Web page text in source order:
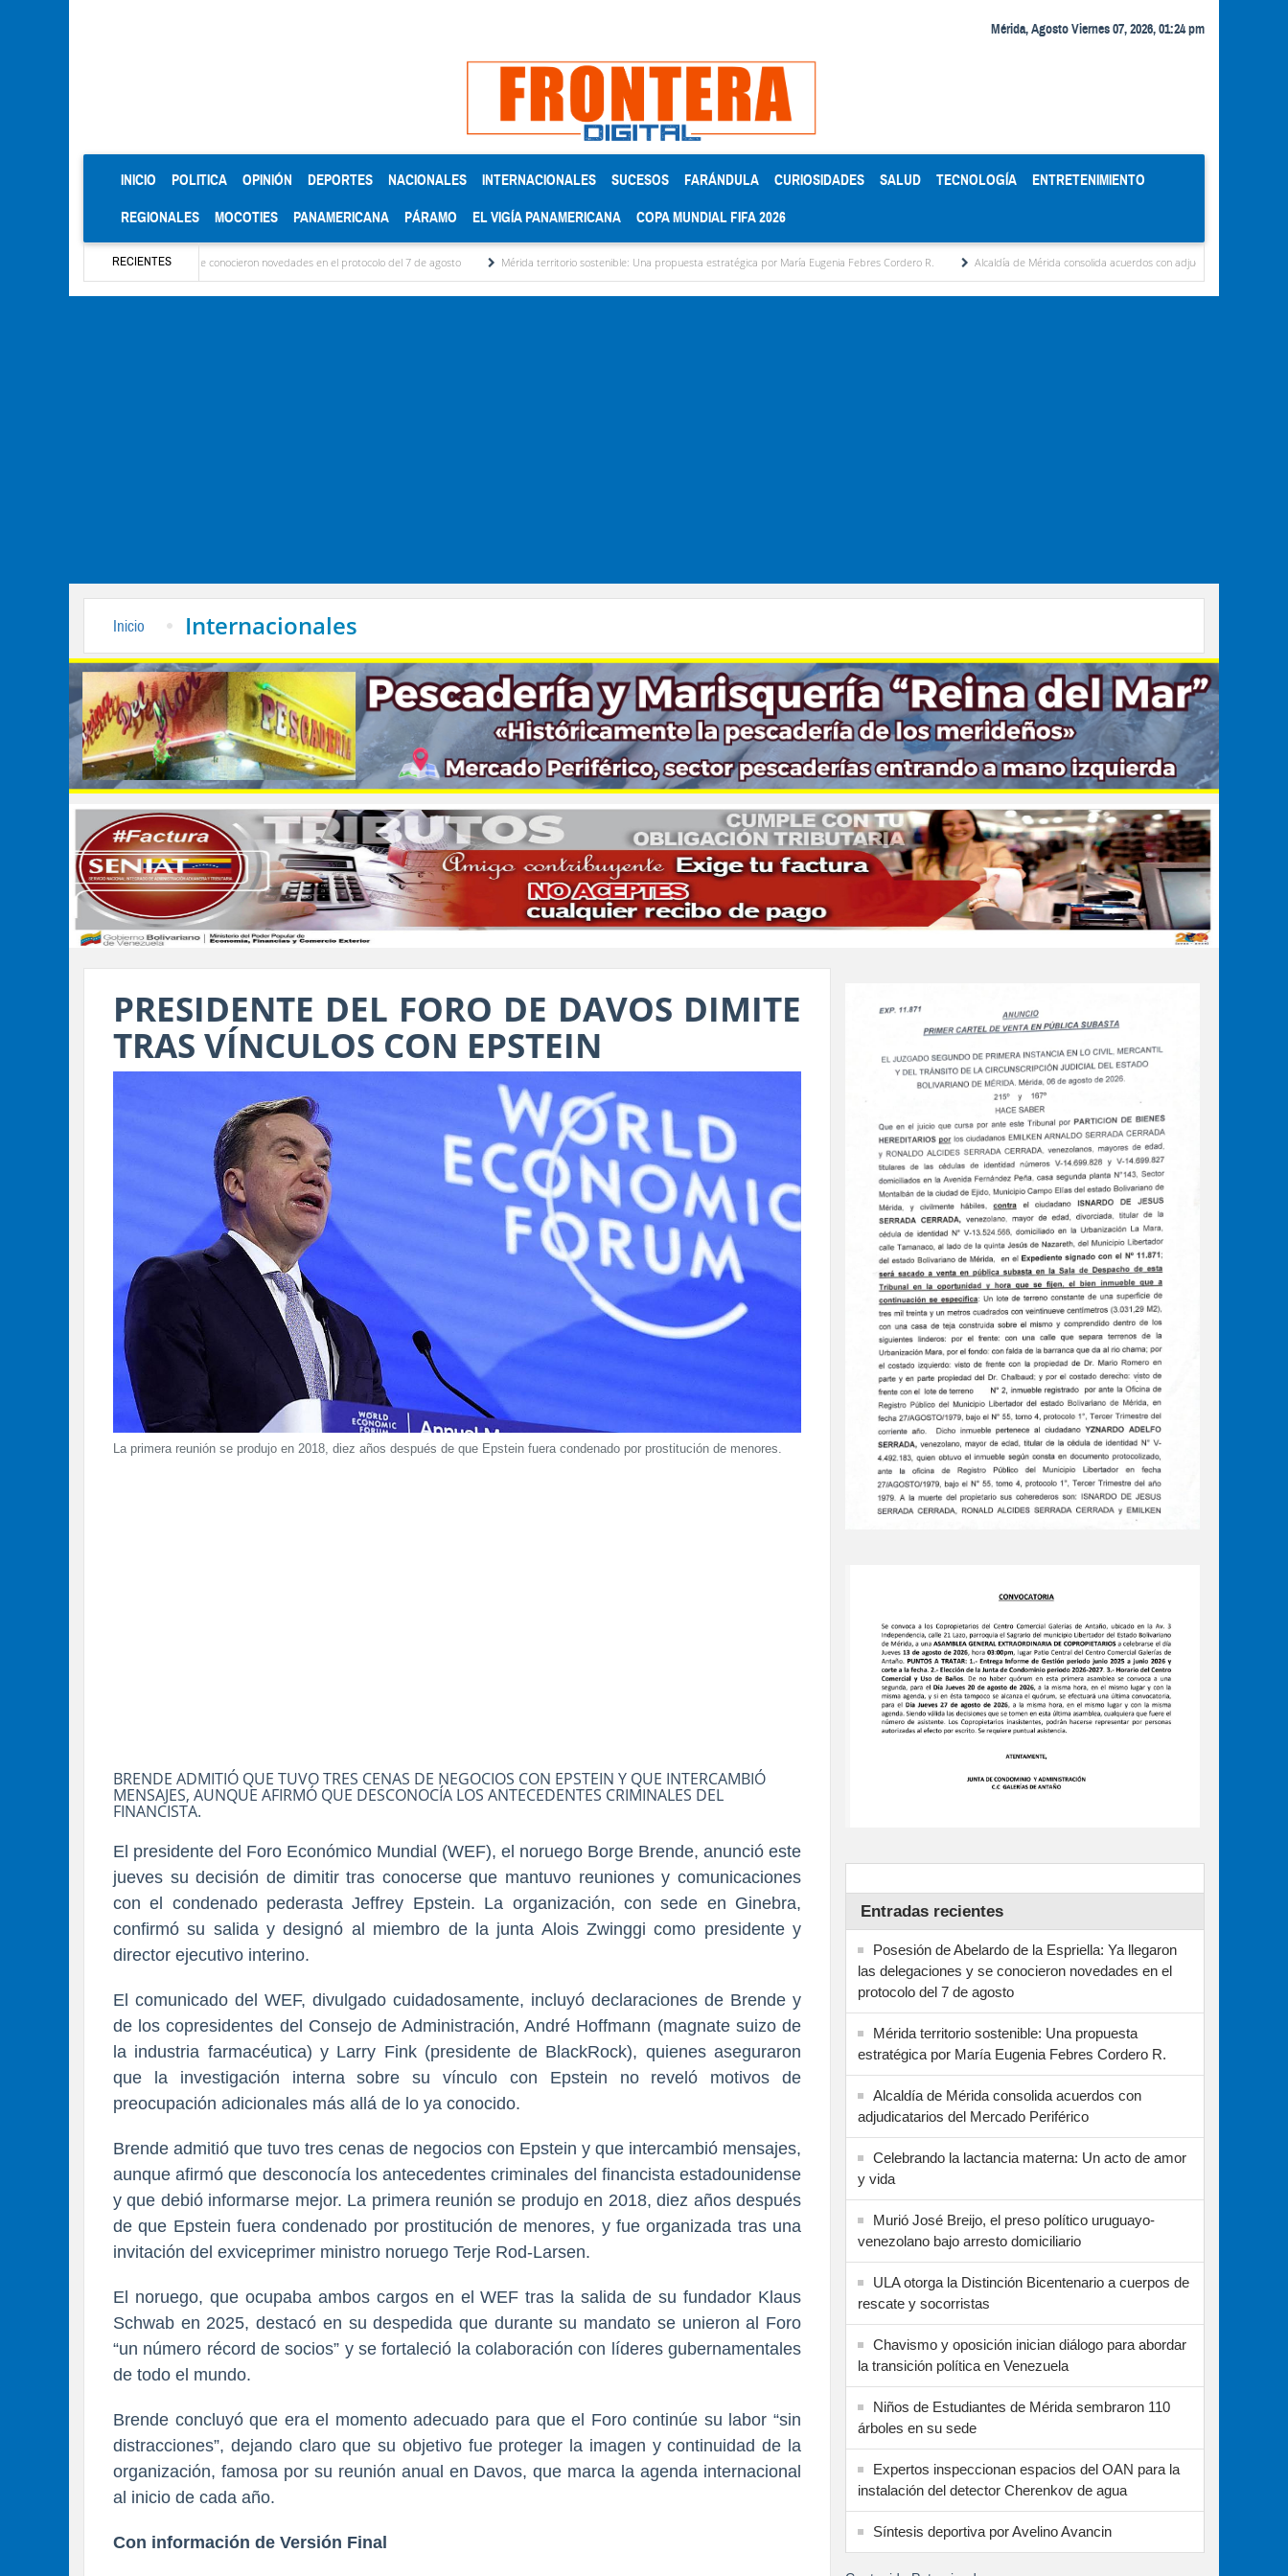
Mérida, Agosto Viernes 07, 2026, 01:24 pm
INICIO (CURRENT)
POLITICA OPINIÓN DEPORTES NACIONALES INTERNACIONALES SUCESOS FARÁNDULA CURIOSIDADES SALUD TECNOLOGÍA ENTRETENIMIENTO
REGIONALES MOCOTIES PANAMERICANA PÁRAMO EL VIGÍA PANAMERICANA COPA MUNDIAL FIFA 2026
RECIENTES
las delegaciones y se conocieron novedades en el protocolo del 7 de agosto Mérida territorio sostenible: Una propuesta estratégica por María Eugenia Febres Cordero R. Alcaldía de Mérida consolida acuerdos con adjudicatarios del Mercado Periférico
Inicio Internacionales
PRESIDENTE DEL FORO DE DAVOS DIMITE
TRAS VÍNCULOS CON EPSTEIN
La primera reunión se produjo en 2018, diez años después de que Epstein fuera condenado por prostitución de menores.
BRENDE ADMITIÓ QUE TUVO TRES CENAS DE NEGOCIOS CON EPSTEIN Y QUE INTERCAMBIÓ
MENSAJES, AUNQUE AFIRMÓ QUE DESCONOCÍA LOS ANTECEDENTES CRIMINALES DEL
FINANCISTA.
El presidente del Foro Económico Mundial (WEF), el noruego Borge Brende, anunció este
jueves su decisión de dimitir tras conocerse que mantuvo reuniones y comunicaciones
con el condenado pederasta Jeffrey Epstein. La organización, con sede en Ginebra,
confirmó su salida y designó al miembro de la junta Alois Zwinggi como presidente y
director ejecutivo interino.
El comunicado del WEF, divulgado cuidadosamente, incluyó declaraciones de Brende y
de los copresidentes del Consejo de Administración, André Hoffmann (magnate suizo de
la industria farmacéutica) y Larry Fink (presidente de BlackRock), quienes aseguraron
que la investigación interna sobre su vínculo con Epstein no reveló motivos de
preocupación adicionales más allá de lo ya conocido.
Brende admitió que tuvo tres cenas de negocios con Epstein y que intercambió mensajes,
aunque afirmó que desconocía los antecedentes criminales del financista estadounidense
y que debió informarse mejor. La primera reunión se produjo en 2018, diez años después
de que Epstein fuera condenado por prostitución de menores, y fue organizada tras una
invitación del exviceprimer ministro noruego Terje Rod-Larsen.
El noruego, que ocupaba ambos cargos en el WEF tras la salida de su fundador Klaus
Schwab en 2025, destacó en su despedida que durante su mandato se unieron al Foro
“un número récord de socios” y se fortaleció la colaboración con líderes gubernamentales
de todo el mundo.
Brende concluyó que era el momento adecuado para que el Foro continúe su labor “sin
distracciones”, dejando claro que su objetivo fue proteger la imagen y continuidad de la
organización, famosa por su reunión anual en Davos, que marca la agenda internacional
al inicio de cada año.
Con información de Versión Final
Entradas recientes
Posesión de Abelardo de la Espriella: Ya llegaron
las delegaciones y se conocieron novedades en el
protocolo del 7 de agosto
Mérida territorio sostenible: Una propuesta
estratégica por María Eugenia Febres Cordero R.
Alcaldía de Mérida consolida acuerdos con
adjudicatarios del Mercado Periférico
Celebrando la lactancia materna: Un acto de amor
y vida
Murió José Breijo, el preso político uruguayo-
venezolano bajo arresto domiciliario
ULA otorga la Distinción Bicentenario a cuerpos de
rescate y socorristas
Chavismo y oposición inician diálogo para abordar
la transición política en Venezuela
Niños de Estudiantes de Mérida sembraron 110
árboles en su sede
Expertos inspeccionan espacios del OAN para la
instalación del detector Cherenkov de agua
Síntesis deportiva por Avelino Avancin